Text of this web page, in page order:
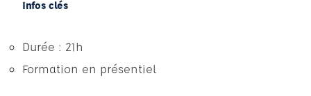
Infos clés
Durée : 21h
Formation en présentiel